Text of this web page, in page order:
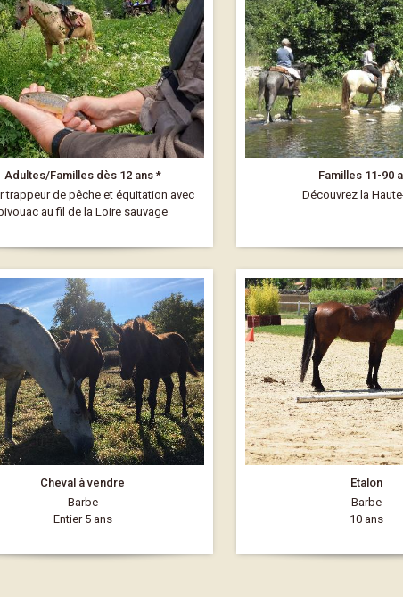
Adultes/Familles dès 12 ans *
trappeur de pêche et équitation avec
bivouac au fil de la Loire sauvage
Familles 11-90
Découvrez la
Cheval à vendre
Barbe
Entier 5 ans
Etalon
Barbe
10 ans